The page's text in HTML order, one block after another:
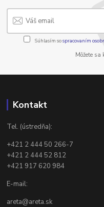
Súhlasím sospracovaním
Môžete sa
Kontakt
Tel. (ústredňa):
+421 2 444 50 266-7
+421 2 444 52 812
+421 917 620 984
E-mail:
areta@areta.sk